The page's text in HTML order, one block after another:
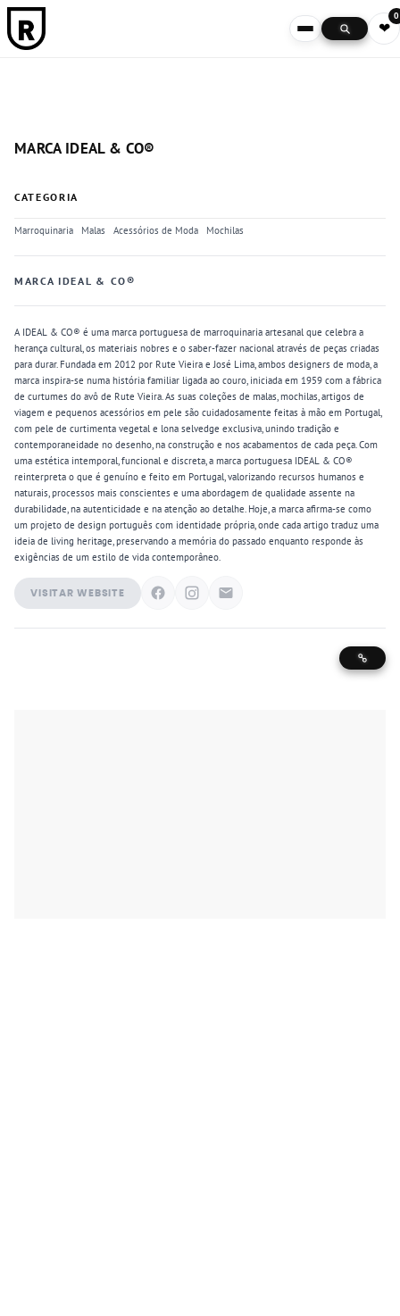
❤
0
MARCA IDEAL & CO®
CATEGORIA
Marroquinaria Malas Acessórios de Moda Mochilas
MARCA IDEAL & CO®
A IDEAL & CO® é uma marca portuguesa de marroquinaria artesanal que celebra a
herança cultural, os materiais nobres e o saber-fazer nacional através de peças criadas
para durar. Fundada em 2012 por Rute Vieira e José Lima, ambos designers de moda, a
marca inspira-se numa história familiar ligada ao couro, iniciada em 1959 com a fábrica
de curtumes do avô de Rute Vieira. As suas coleções de malas, mochilas, artigos de
viagem e pequenos acessórios em pele são cuidadosamente feitas à mão em Portugal,
com pele de curtimenta vegetal e lona selvedge exclusiva, unindo tradição e
contemporaneidade no desenho, na construção e nos acabamentos de cada peça. Com
uma estética intemporal, funcional e discreta, a marca portuguesa IDEAL & CO®
reinterpreta o que é genuíno e feito em Portugal, valorizando recursos humanos e
naturais, processos mais conscientes e uma abordagem de qualidade assente na
durabilidade, na autenticidade e na atenção ao detalhe. Hoje, a marca afirma-se como
um projeto de design português com identidade própria, onde cada artigo traduz uma
ideia de living heritage, preservando a memória do passado enquanto responde às
exigências de um estilo de vida contemporâneo.
VISITAR WEBSITE